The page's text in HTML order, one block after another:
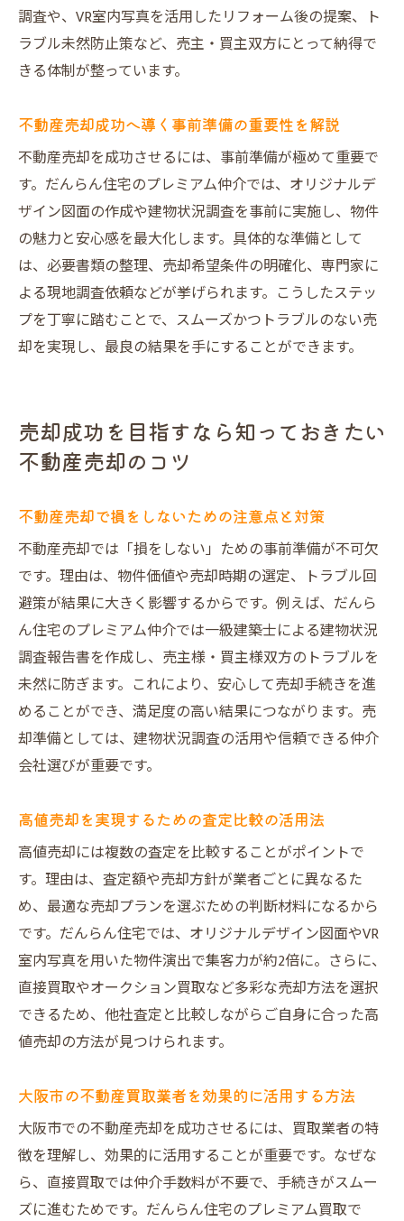
果
売却後のサポートが充実した業者の選び方
不動産売却に必要な税金・法律知識の整理
オリジナル図面が不動産売却の集客を強化
する理由
図面の工夫で物件魅力を最大化する方法
不動産売却時に写真と図面を効果的に使う
コツ
一級建築士が作成する図面の信頼性とは
成約率を上げるための図面活用事例
不動産売却で図面を有効活用するための注
直接買取とオークション方式の特徴と違い
を知る
オークション方式で高額売却が狙える理由
複数買取業者が競うオークションの強みと
は
不動産売却での売主様のメリットとデメリ
ット比較
自分に合った売却手法を選ぶためのポイン
ト
笑顔あふれる不動産売却へ導くだんらん住宅の
強み
不動産売却でお客様満足を追求するサービ
頼性
売却成功者インタビューから学ぶ満足の理
由
アフターフォローまで徹底した不動産売却
サポート
迅速対応や丁寧な説明で不安を解消する取
り組み
調査や、VR室内写真を活用したリフォーム後の提案、ト
ラブル未然防止策など、売主・買主双方にとって納得で
きる体制が整っています。
不動産売却成功へ導く事前準備の重要性を解説
不動産売却を成功させるには、事前準備が極めて重要で
す。だんらん住宅のプレミアム仲介では、オリジナルデ
ザイン図面の作成や建物状況調査を事前に実施し、物件
の魅力と安心感を最大化します。具体的な準備として
は、必要書類の整理、売却希望条件の明確化、専門家に
よる現地調査依頼などが挙げられます。こうしたステッ
プを丁寧に踏むことで、スムーズかつトラブルのない売
却を実現し、最良の結果を手にすることができます。
売却成功を目指すなら知っておきたい
不動産売却のコツ
不動産売却で損をしないための注意点と対策
不動産売却では「損をしない」ための事前準備が不可欠
です。理由は、物件価値や売却時期の選定、トラブル回
避策が結果に大きく影響するからです。例えば、だんら
ん住宅のプレミアム仲介では一級建築士による建物状況
調査報告書を作成し、売主様・買主様双方のトラブルを
未然に防ぎます。これにより、安心して売却手続きを進
めることができ、満足度の高い結果につながります。売
却準備としては、建物状況調査の活用や信頼できる仲介
会社選びが重要です。
高値売却を実現するための査定比較の活用法
高値売却には複数の査定を比較することがポイントで
す。理由は、査定額や売却方針が業者ごとに異なるた
め、最適な売却プランを選ぶための判断材料になるから
です。だんらん住宅では、オリジナルデザイン図面やVR
室内写真を用いた物件演出で集客力が約2倍に。さらに、
直接買取やオークション買取など多彩な売却方法を選択
できるため、他社査定と比較しながらご自身に合った高
値売却の方法が見つけられます。
大阪市の不動産買取業者を効果的に活用する方法
大阪市での不動産売却を成功させるには、買取業者の特
徴を理解し、効果的に活用することが重要です。なぜな
ら、直接買取では仲介手数料が不要で、手続きがスムー
ズに進むためです。だんらん住宅のプレミアム買取で